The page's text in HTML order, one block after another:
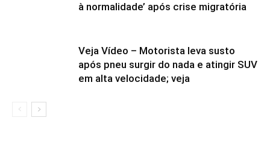
à normalidade’ após crise migratória
Veja Vídeo – Motorista leva susto
após pneu surgir do nada e atingir SUV
em alta velocidade; veja